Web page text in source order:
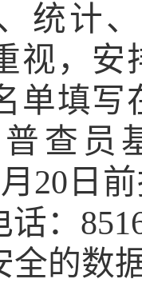
统计
视，
单填写
查员
月 20 日
：
全的数